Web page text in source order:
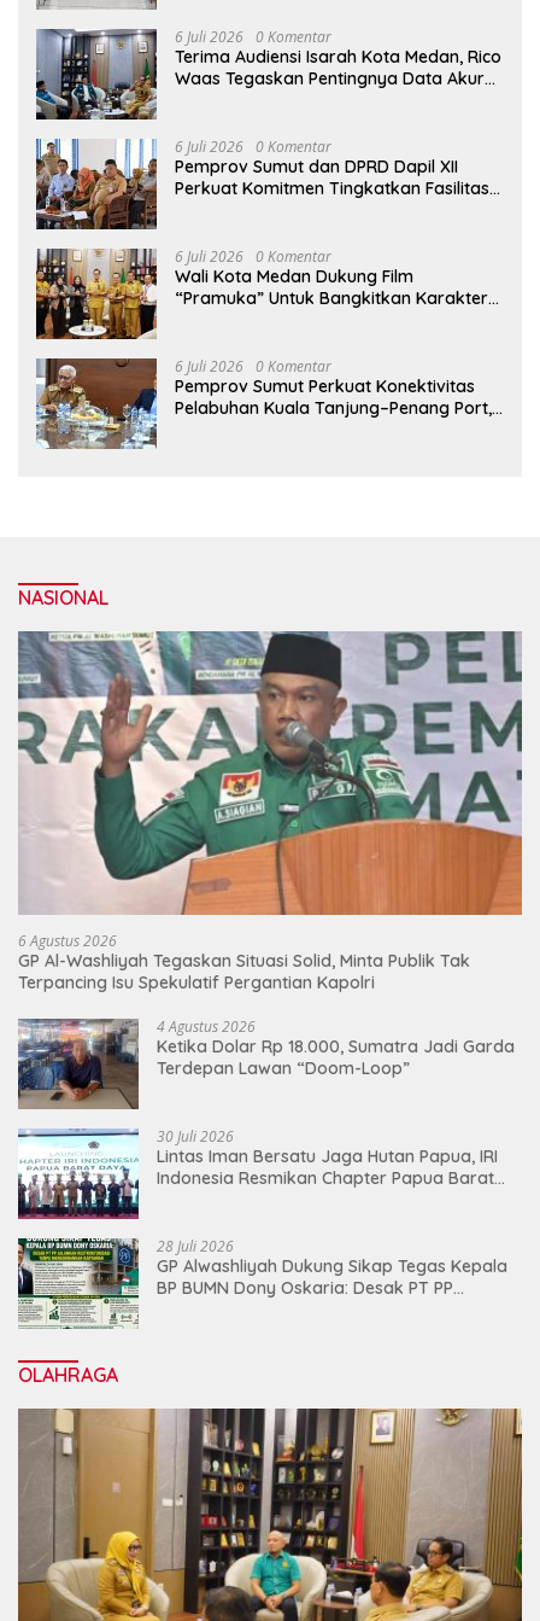
6 Juli 2026 0 Komentar
Terima Audiensi Isarah Kota Medan, Rico
Waas Tegaskan Pentingnya Data Akurat
6 Juli 2026 0 Komentar
Pemprov Sumut dan DPRD Dapil XII
Perkuat Komitmen Tingkatkan Fasilitas
6 Juli 2026 0 Komentar
Wali Kota Medan Dukung Film
“Pramuka” Untuk Bangkitkan Karakter
6 Juli 2026 0 Komentar
Pemprov Sumut Perkuat Konektivitas
Pelabuhan Kuala Tanjung–Penang Port,
NASIONAL
6 Agustus 2026
GP Al-Washliyah Tegaskan Situasi Solid, Minta Publik Tak
Terpancing Isu Spekulatif Pergantian Kapolri
4 Agustus 2026
Ketika Dolar Rp 18.000, Sumatra Jadi Garda
Terdepan Lawan “Doom-Loop”
30 Juli 2026
Lintas Iman Bersatu Jaga Hutan Papua, IRI
Indonesia Resmikan Chapter Papua Barat
28 Juli 2026
GP Alwashliyah Dukung Sikap Tegas Kepala
BP BUMN Dony Oskaria: Desak PT PP
OLAHRAGA